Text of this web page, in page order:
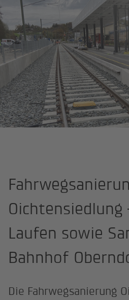
Oichtensiedlung
Laufen sowie
Bahnhof
Die Fahrwegsanierung